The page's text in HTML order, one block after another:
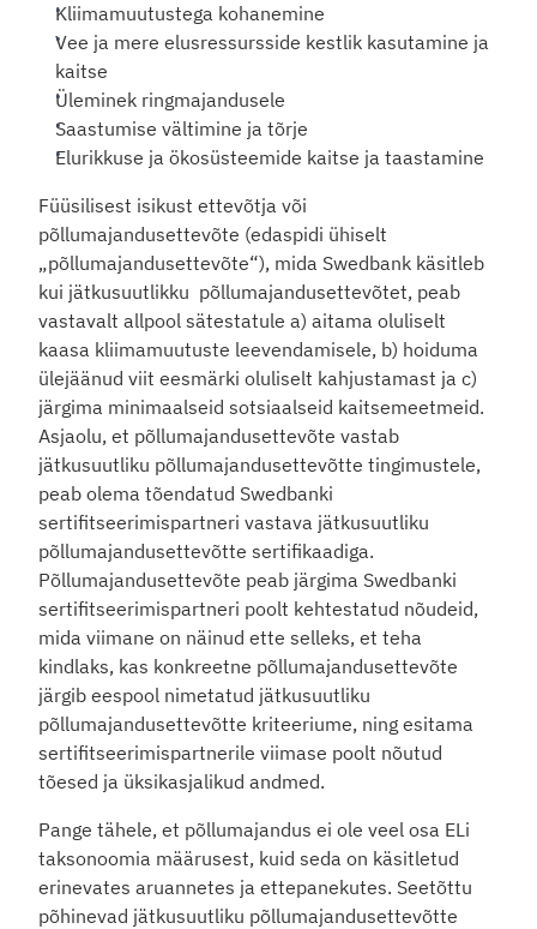
Kliimamuutustega kohanemine
Vee ja mere elusressursside kestlik kasutamine ja
kaitse
Üleminek ringmajandusele
Saastumise vältimine ja tõrje
Elurikkuse ja ökosüsteemide kaitse ja taastamine
Füüsilisest isikust ettevõtja või
põllumajandusettevõte (edaspidi ühiselt
„põllumajandusettevõte“), mida Swedbank käsitleb
kui jätkusuutlikku  põllumajandusettevõtet, peab
vastavalt allpool sätestatule a) aitama oluliselt
kaasa kliimamuutuste leevendamisele, b) hoiduma
ülejäänud viit eesmärki oluliselt kahjustamast ja c)
järgima minimaalseid sotsiaalseid kaitsemeetmeid.
Asjaolu, et põllumajandusettevõte vastab
jätkusuutliku põllumajandusettevõtte tingimustele,
peab olema tõendatud Swedbanki
sertifitseerimispartneri vastava jätkusuutliku
põllumajandusettevõtte sertifikaadiga.
Põllumajandusettevõte peab järgima Swedbanki
sertifitseerimispartneri poolt kehtestatud nõudeid,
mida viimane on näinud ette selleks, et teha
kindlaks, kas konkreetne põllumajandusettevõte
järgib eespool nimetatud jätkusuutliku
põllumajandusettevõtte kriteeriume, ning esitama
sertifitseerimispartnerile viimase poolt nõutud
tõesed ja üksikasjalikud andmed.
Pange tähele, et põllumajandus ei ole veel osa ELi
taksonoomia määrusest, kuid seda on käsitletud
erinevates aruannetes ja ettepanekutes. Seetõttu
põhinevad jätkusuutliku põllumajandusettevõtte